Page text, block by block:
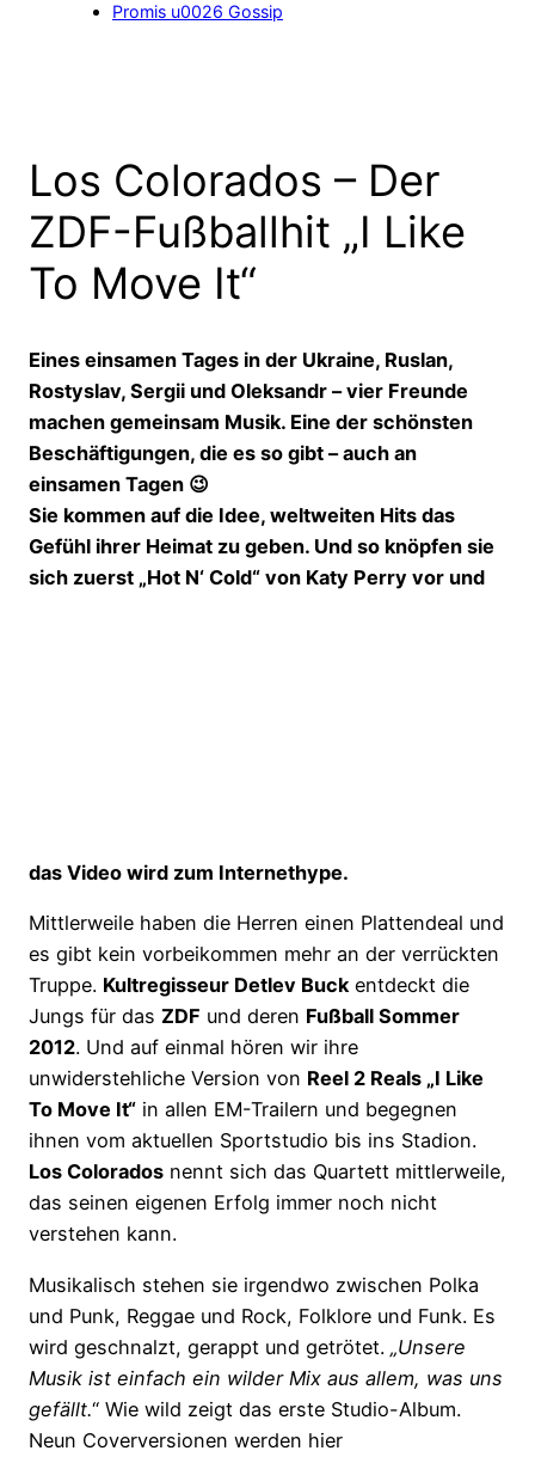
Promis u0026 Gossip
Los Colorados – Der
ZDF-Fußballhit „I Like
To Move It“
Eines einsamen Tages in der Ukraine, Ruslan,
Rostyslav, Sergii und Oleksandr – vier Freunde
machen gemeinsam Musik. Eine der schönsten
Beschäftigungen, die es so gibt – auch an
einsamen Tagen 😉
Sie kommen auf die Idee, weltweiten Hits das
Gefühl ihrer Heimat zu geben. Und so knöpfen sie
sich zuerst „Hot N‘ Cold“ von Katy Perry vor und
das Video wird zum Internethype.
Mittlerweile haben die Herren einen Plattendeal und
es gibt kein vorbeikommen mehr an der verrückten
Truppe. Kultregisseur Detlev Buckentdeckt die
Jungs für das ZDF und deren Fußball Sommer
2012. Und auf einmal hören wir ihre
unwiderstehliche Version von Reel 2 Reals „I Like
To Move It“ in allen EM-Trailern und begegnen
ihnen vom aktuellen Sportstudio bis ins Stadion.
Los Colorados nennt sich das Quartett mittlerweile,
das seinen eigenen Erfolg immer noch nicht
verstehen kann.
Musikalisch stehen sie irgendwo zwischen Polka
und Punk, Reggae und Rock, Folklore und Funk. Es
wird geschnalzt, gerappt und getrötet. „Unsere
Musik ist einfach ein wilder Mix aus allem, was uns
gefällt.“ Wie wild zeigt das erste Studio-Album.
Neun Coverversionen werden hier